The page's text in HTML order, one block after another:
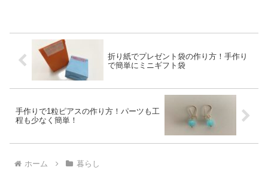
折り紙でプレゼント袋の作り方！手作り
で簡単にミニギフト袋
手作りで1粒ピアスの作り方！パーツも工
程も少なく簡単！
ホーム 暮らし